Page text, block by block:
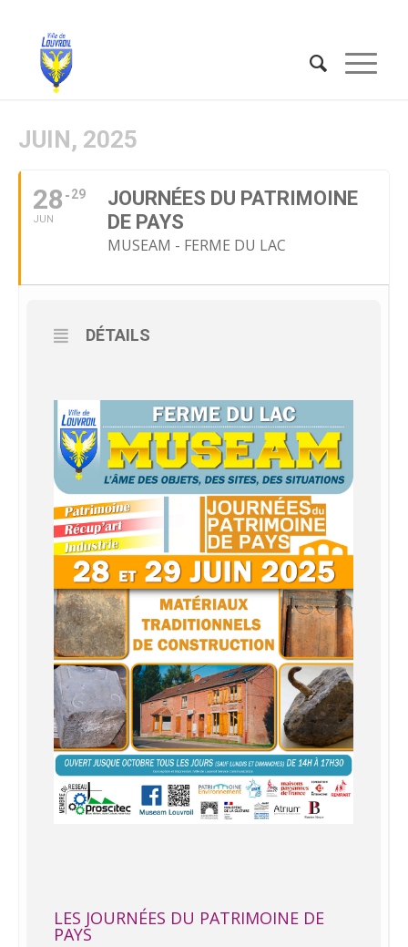
JUIN, 2025
28
JUN
29
JOURNÉES DU PATRIMOINE
DE PAYS
MUSEAM - FERME DU LAC
DÉTAILS
LES JOURNÉES DU PATRIMOINE DE
PAYS